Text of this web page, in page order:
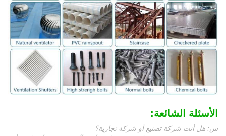
الأسئلة الشائعة:
س: هل أنت شركة تصنيع أو شركة تجارية؟